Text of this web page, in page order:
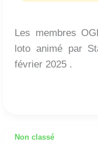
Les membres
loto animé par
février 2025 .
Non classé